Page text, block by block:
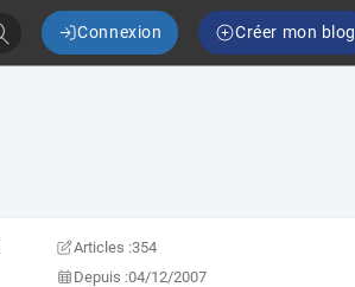
Connexion Créer mon blog
Articles :354
Depuis :04/12/2007